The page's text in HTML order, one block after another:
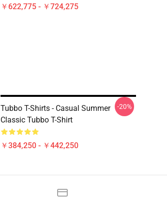
￥622,775 - ￥724,275
Tubbo T-Shirts - Casual Summer
Classic Tubbo T-Shirt
￥384,250 - ￥442,250
-20%